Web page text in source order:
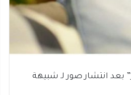
بعد انتشار صور لـ شبيهة